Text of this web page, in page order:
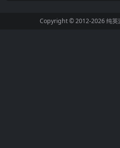
Copyright © 2012-2026纯英